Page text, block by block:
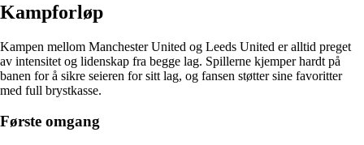
Kampforløp
Kampen mellom Manchester United og Leeds United er alltid preget
av intensitet og lidenskap fra begge lag. Spillerne kjemper hardt på
banen for å sikre seieren for sitt lag, og fansen støtter sine favoritter
med full brystkasse.
Første omgang